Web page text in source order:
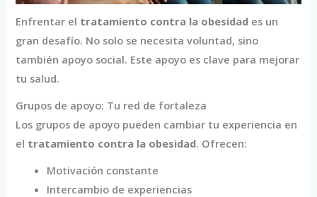
Enfrentar el tratamiento contra la obesidad es un
gran desafío. No solo se necesita voluntad, sino
también apoyo social. Este apoyo es clave para mejorar
tu salud.
Grupos de apoyo: Tu red de fortaleza
Los grupos de apoyo pueden cambiar tu experiencia en
el tratamiento contra la obesidad. Ofrecen:
Motivación constante
Intercambio de experiencias